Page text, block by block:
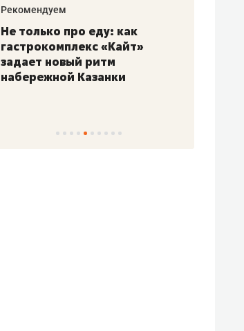
Рекомендуем
Не только про еду: как
гастрокомплекс «Кайт»
задает новый ритм
набережной Казанки